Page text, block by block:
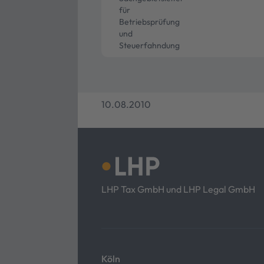
für
Betriebsprüfung
und
Steuerfahndung
10.08.2010
LHP Tax GmbH und LHP Legal GmbH
Köln